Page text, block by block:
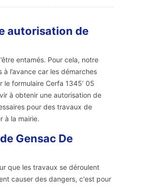
autorisation de
entamés. Pour cela, notre
l’avance car les démarches
formulaire Cerfa 1345’ 05
à obtenir une autorisation de
pour des travaux de
à la mairie.
Gensac De
que les travaux se déroulent
causer des dangers, c'est pour